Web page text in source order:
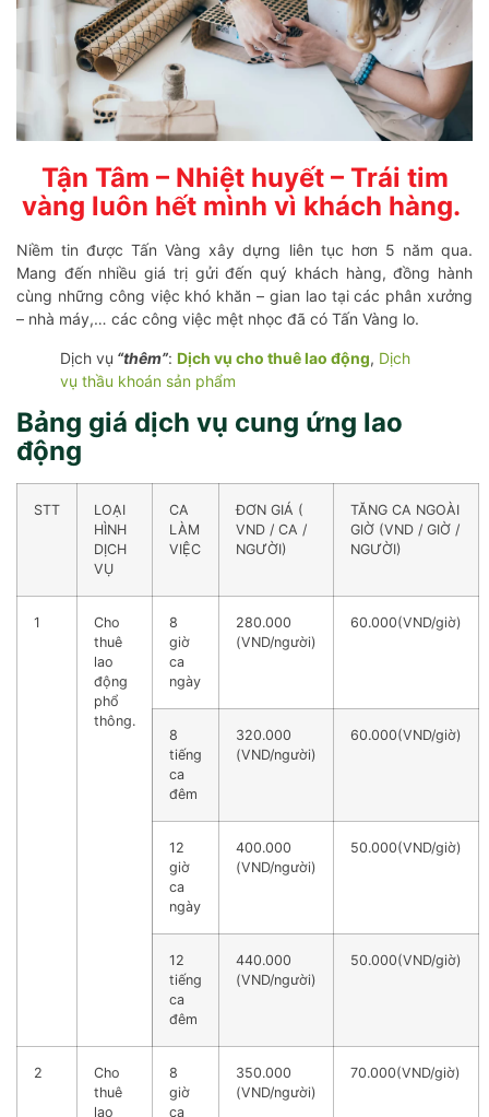
Tận Tâm – Nhiệt huyết – Trái tim
vàng luôn hết mình vì khách hàng.
Niềm tin được Tấn Vàng xây dựng liên tục hơn 5 năm qua.
Mang đến nhiều giá trị gửi đến quý khách hàng, đồng hành
cùng những công việc khó khăn – gian lao tại các phân xưởng
– nhà máy,… các công việc mệt nhọc đã có Tấn Vàng lo.
Dịch vụ “thêm”: Dịch vụ cho thuê lao động, Dịch
vụ thầu khoán sản phẩm
Bảng giá dịch vụ cung ứng lao
động
STT
LOẠI
HÌNH
DỊCH
VỤ
CA
LÀM
VIỆC
ĐƠN GIÁ (
VND / CA /
NGƯỜI)
TĂNG CA NGOÀI
GIỜ (VND / GIỜ /
NGƯỜI)
1
Cho
thuê
lao
động
phổ
thông.
8
giờ
ca
ngày
280.000
(VND/người)
60.000(VND/giờ)
8
tiếng
ca
đêm
320.000
(VND/người)
60.000(VND/giờ)
12
giờ
ca
ngày
400.000
(VND/người)
50.000(VND/giờ)
12
tiếng
ca
đêm
440.000
(VND/người)
50.000(VND/giờ)
2
Cho
thuê
lao
8
giờ
ca
350.000
(VND/người)
70.000(VND/giờ)